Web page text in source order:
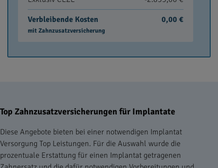
Verbleibende Kosten
mit Zahnzusatzversicherung
0,00 €
Top Zahnzusatzversicherungen für Implantate
Diese Angebote bieten bei einer notwendigen Implantat
Versorgung Top Leistungen. Für die Auswahl wurde die
prozentuale Erstattung für einen Implantat getragenen